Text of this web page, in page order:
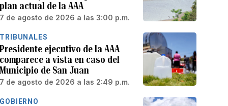
plan actual de la AAA
7 de agosto de 2026 a las 3:00 p.m.
TRIBUNALES
Presidente ejecutivo de la AAA
comparece a vista en caso del
Municipio de San Juan
7 de agosto de 2026 a las 2:49 p.m.
GOBIERNO